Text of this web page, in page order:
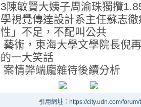
3陳敏賢大姨子周渝珠獨攬
學視覺傳達設計系主任蘇志
性」不足，不配叫公共
藝術，東海大學文學院長倪
的一大笑話
案情弊端龐雜待後續分析
引用網址：https://city.udn.com/